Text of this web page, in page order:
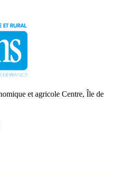
et agricole Centre, Île de